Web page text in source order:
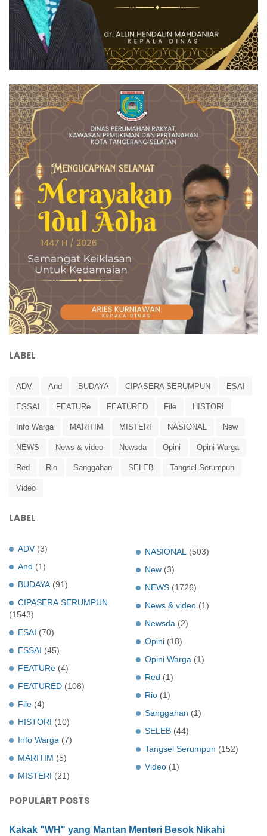
LABEL
ADV And BUDAYA CIPASERA SERUMPUN ESAI
ESSAI FEATURe FEATURED File HISTORI
Info Warga MARITIM MISTERI NASIONAL New
NEWS News & video Newsda Opini Opini Warga
Red Rio Sanggahan SELEB Tangsel Serumpun
Video
LABEL
ADV (3)
And (1)
BUDAYA (91)
CIPASERA SERUMPUN
(1543)
ESAI (70)
ESSAI (45)
FEATURe (4)
FEATURED (108)
File (4)
HISTORI (10)
Info Warga (7)
MARITIM (5)
MISTERI (21)
NASIONAL
(503)
New (3)
NEWS (1726)
News & video (1)
Newsda (2)
Opini (18)
Opini Warga (1)
Red (1)
Rio (1)
Sanggahan (1)
SELEB (44)
Tangsel Serumpun (152)
Video (1)
POPULART POSTS
Kakak "WH" yang Mantan Menteri Besok Nikahi